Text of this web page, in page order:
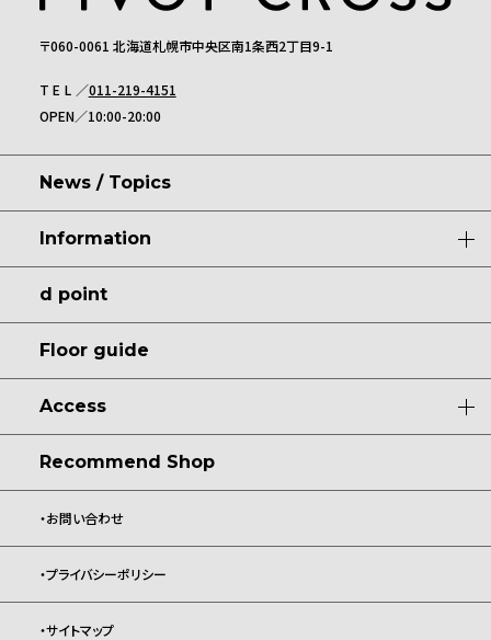
〒060-0061 北海道札幌市中央区南1条西2丁目9-1
TEL
011-219-4151
OPEN
10:00-20:00
News / Topics
Information
求人情報
各種ギフト券
FREE Wi-Fi
ベビーカー貸し出し
d point
Floor guide
Access
施設住所
車をご利用の方
Recommend Shop
お問い合わせ
プライバシーポリシー
サイトマップ